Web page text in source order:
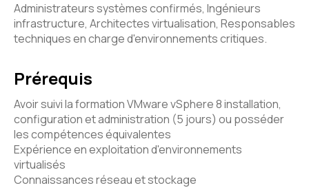
Administrateurs systèmes confirmés, Ingénieurs
infrastructure, Architectes virtualisation, Responsables
techniques en charge d'environnements critiques.
Prérequis
Avoir suivi la formation VMware vSphere 8 installation,
configuration et administration (5 jours) ou posséder
les compétences équivalentes
Expérience en exploitation d'environnements
virtualisés
Connaissances réseau et stockage